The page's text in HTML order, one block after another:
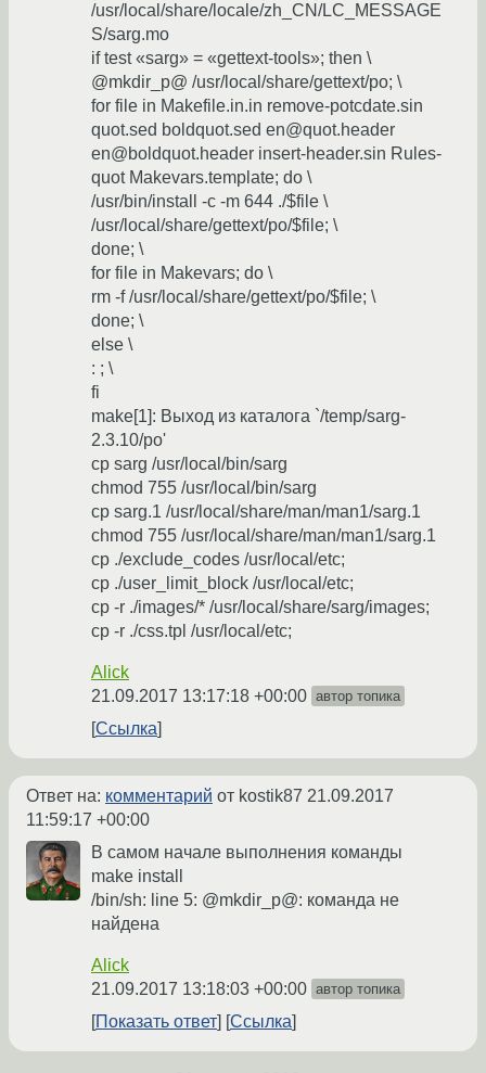
/usr/local/share/locale/zh_CN/LC_MESSAGE
S/sarg.mo
if test «sarg» = «gettext-tools»; then \
@mkdir_p@ /usr/local/share/gettext/po; \
for file in Makefile.in.in remove-potcdate.sin
quot.sed boldquot.sed en@quot.header
en@boldquot.header insert-header.sin Rules-
quot Makevars.template; do \
/usr/bin/install -c -m 644 ./$file \
/usr/local/share/gettext/po/$file; \
done; \
for file in Makevars; do \
rm -f /usr/local/share/gettext/po/$file; \
done; \
else \
: ; \
fi
make[1]: Выход из каталога `/temp/sarg-
2.3.10/po'
cp sarg /usr/local/bin/sarg
chmod 755 /usr/local/bin/sarg
cp sarg.1 /usr/local/share/man/man1/sarg.1
chmod 755 /usr/local/share/man/man1/sarg.1
cp ./exclude_codes /usr/local/etc;
cp ./user_limit_block /usr/local/etc;
cp -r ./images/* /usr/local/share/sarg/images;
cp -r ./css.tpl /usr/local/etc;
Alick
21.09.2017 13:17:18 +00:00 автор топика
Ссылка
Ответ на: комментарий от kostik87 21.09.2017
11:59:17 +00:00
В самом начале выполнения команды
make install
/bin/sh: line 5: @mkdir_p@: команда не
найдена
Alick
21.09.2017 13:18:03 +00:00 автор топика
Показать ответ Ссылка